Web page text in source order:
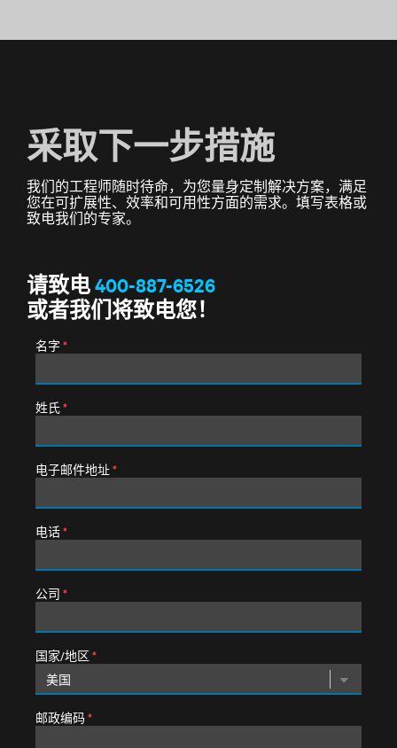
采取下一步措施
我们的工程师随时待命，为您量身定制解决方案，满足
您在可扩展性、效率和可用性方面的需求。填写表格或
致电我们的专家。
请致电400-887-6526
或者我们将致电您！
名字 *
姓氏*
电子邮件地址*
电话*
公司 *
国家/地区 *
邮政编码*